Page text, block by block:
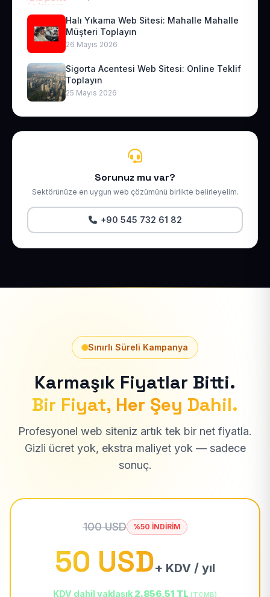
Halı Yıkama Web Sitesi: Mahalle Mahalle
Müşteri Toplayın
26 Mayıs 2026
Sigorta Acentesi Web Sitesi: Online Teklif
Toplayın
25 Mayıs 2026
Sorunuz mu var?
Sektörünüze en uygun web çözümünü birlikte belirleyelim.
+90 545 732 61 82
Sınırlı Süreli Kampanya
Karmaşık Fiyatlar Bitti.
Bir Fiyat, Her Şey Dahil.
Profesyonel web siteniz artık tek bir net fiyatla.
Gizli ücret yok, ekstra maliyet yok — sadece
sonuç.
100 USD %50 İNDİRİM
50 USD+ KDV / yıl
KDV dahil yaklaşık 2.856,51 TL (TCMB)